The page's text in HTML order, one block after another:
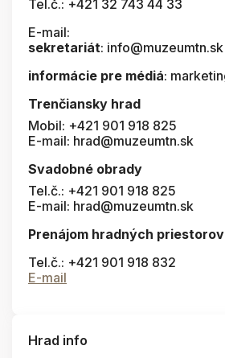
Tel.č.: +421 32 743 44 33
E-mail:
sekretariát: info@muzeumtn.sk
informácie pre médiá:
Trenčiansky hrad
Mobil: +421 901 918 825
E-mail: hrad@muzeumtn.sk
Svadobné obrady
Tel.č.: +421 901 918 825
E-mail: hrad@muzeumtn.sk
Prenájom hradných priestorov
Tel.č.: +421 901 918 832
E-mail
Hrad info